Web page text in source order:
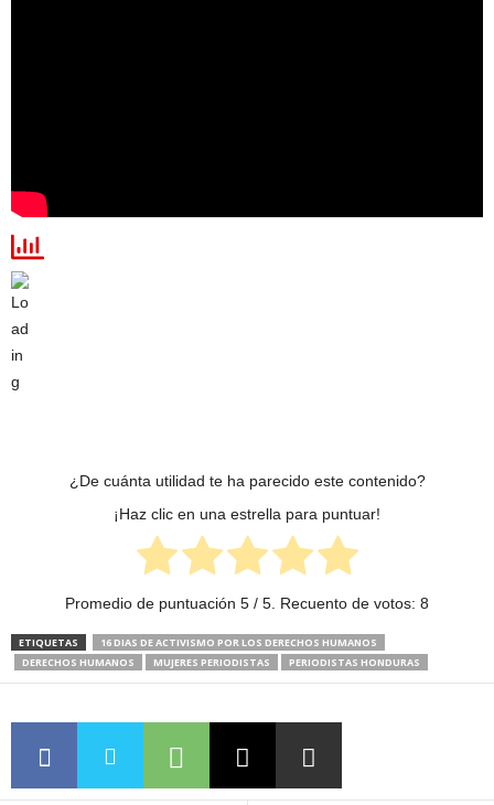
¿De cuánta utilidad te ha parecido este contenido?
¡Haz clic en una estrella para puntuar!
Promedio de puntuación 5 / 5. Recuento de votos: 8
ETIQUETAS
16 DIAS DE ACTIVISMO POR LOS DERECHOS HUMANOS
DERECHOS HUMANOS
MUJERES PERIODISTAS PERIODISTAS HONDURAS